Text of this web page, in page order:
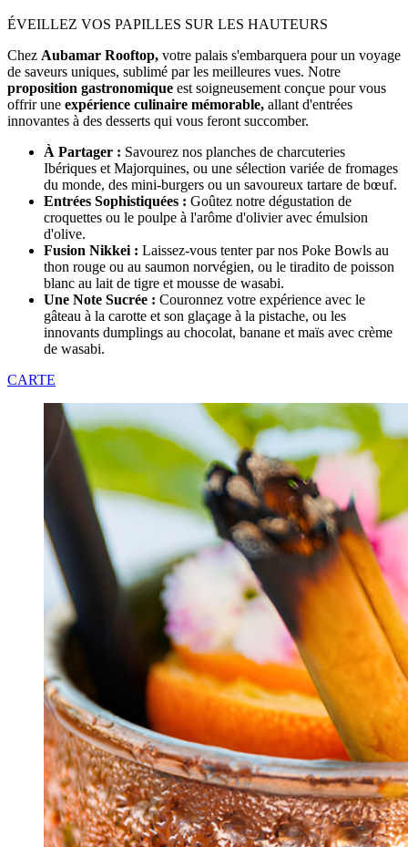
ÉVEILLEZ VOS PAPILLES SUR LES HAUTEURS
Chez Aubamar Rooftop, votre palais s'embarquera pour un voyage
de saveurs uniques, sublimé par les meilleures vues. Notre
proposition gastronomique est soigneusement conçue pour vous
offrir une expérience culinaire mémorable, allant d'entrées
innovantes à des desserts qui vous feront succomber.
À Partager : Savourez nos planches de charcuteries
Ibériques et Majorquines, ou une sélection variée de fromages
du monde, des mini-burgers ou un savoureux tartare de bœuf.
Entrées Sophistiquées : Goûtez notre dégustation de
croquettes ou le poulpe à l'arôme d'olivier avec émulsion
d'olive.
Fusion Nikkei : Laissez-vous tenter par nos Poke Bowls au
thon rouge ou au saumon norvégien, ou le tiradito de poisson
blanc au lait de tigre et mousse de wasabi.
Une Note Sucrée : Couronnez votre expérience avec le
gâteau à la carotte et son glaçage à la pistache, ou les
innovants dumplings au chocolat, banane et maïs avec crème
de wasabi.
CARTE